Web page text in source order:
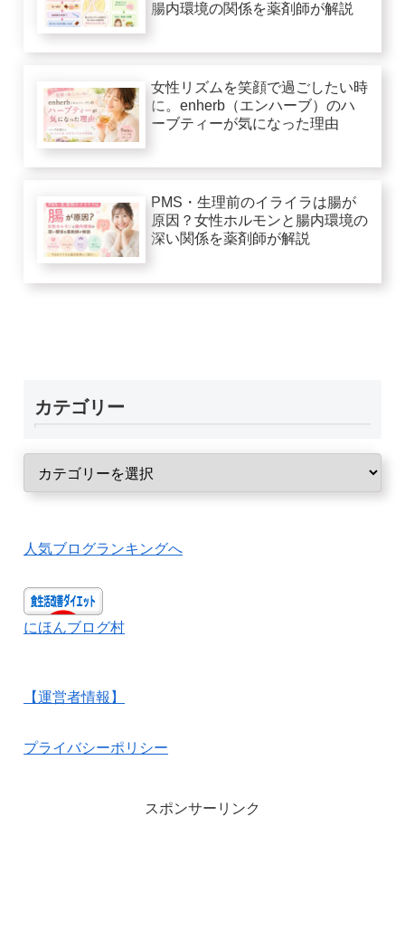
腸内環境の関係を薬剤師が解説
女性リズムを笑顔で過ごしたい時
に。enherb（エンハーブ）のハ
ーブティーが気になった理由
PMS・生理前のイライラは腸が
原因？女性ホルモンと腸内環境の
深い関係を薬剤師が解説
カテゴリー
人気ブログランキングへ
にほんブログ村
【運営者情報】
プライバシーポリシー
スポンサーリンク